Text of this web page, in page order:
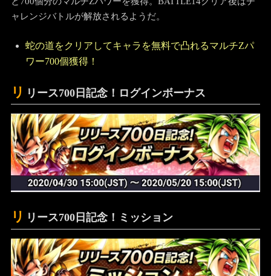
ャレンジバトルが解放されるようだ。
蛇の道をクリアしてキャラを無料で凸れるマルチZパ
ワー700個獲得！
リ リース700日記念！ログインボーナス
リ リース700日記念！ミッション